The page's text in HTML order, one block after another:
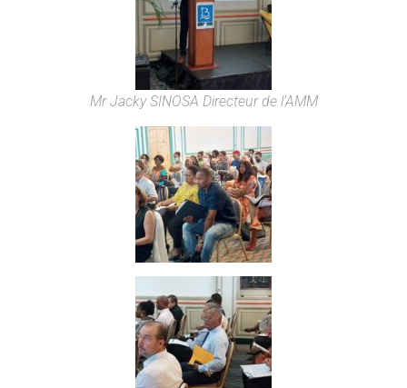
Mr Jacky SINOSA Directeur de l’AMM